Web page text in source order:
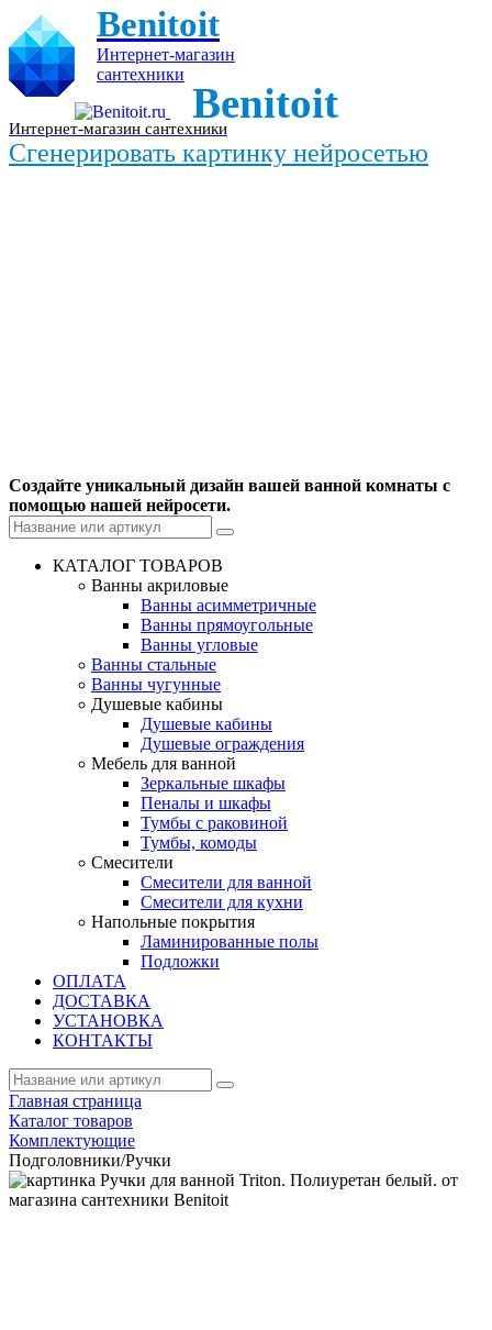
Benitoit
Интернет-магазин
сантехники
Benitoit
Интернет-магазин сантехники
Сгенерировать картинку нейросетью
Создайте уникальный дизайн вашей ванной комнаты с
помощью нашей нейросети.
КАТАЛОГ ТОВАРОВ
Ванны акриловые
Ванны асимметричные
Ванны прямоугольные
Ванны угловые
Ванны стальные
Ванны чугунные
Душевые кабины
Душевые кабины
Душевые ограждения
Мебель для ванной
Зеркальные шкафы
Пеналы и шкафы
Тумбы с раковиной
Тумбы, комоды
Смесители
Смесители для ванной
Смесители для кухни
Напольные покрытия
Ламинированные полы
Подложки
ОПЛАТА
ДОСТАВКА
УСТАНОВКА
КОНТАКТЫ
Главная страница
Каталог товаров
Комплектующие
Подголовники/Ручки